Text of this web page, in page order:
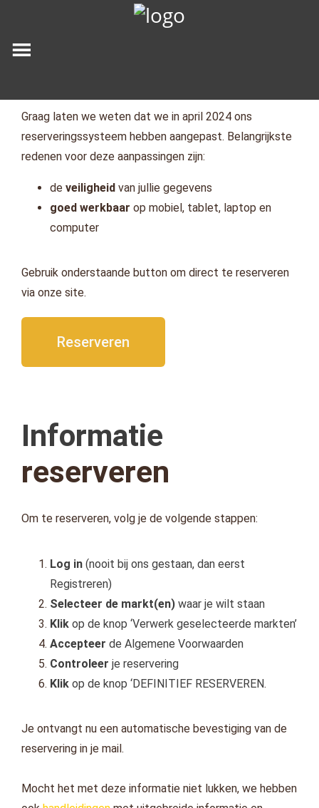
Graag laten we weten dat we in april 2024 ons
reserveringssysteem hebben aangepast. Belangrijkste
redenen voor deze aanpassingen zijn:
de veiligheid van jullie gegevens
goed werkbaar op mobiel, tablet, laptop en
computer
Gebruik onderstaande button om direct te reserveren
via onze site.
Reserveren
Informatie
reserveren
Om te reserveren, volg je de volgende stappen:
Log in (nooit bij ons gestaan, dan eerst
Registreren)
Selecteer de markt(en) waar je wilt staan
Klik op de knop ‘Verwerk geselecteerde markten’
Accepteer de Algemene Voorwaarden
Controleer je reservering
Klik op de knop ‘DEFINITIEF RESERVEREN.
Je ontvangt nu een automatische bevestiging van de
reservering in je mail.
Mocht het met deze informatie niet lukken, we hebben